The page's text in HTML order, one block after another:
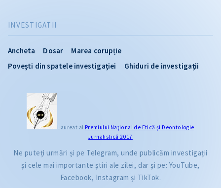
INVESTIGATII
Ancheta Dosar
Marea corupție
Povești din spatele investigației
Ghiduri de investigații
Laureat al Premiului Naţional de Etică și Deontologie
Jurnalistică 2017
Ne puteți urmări și pe Telegram, unde publicăm investigații
și cele mai importante știri ale zilei, dar și pe: YouTube,
Facebook, Instagram și TikTok.